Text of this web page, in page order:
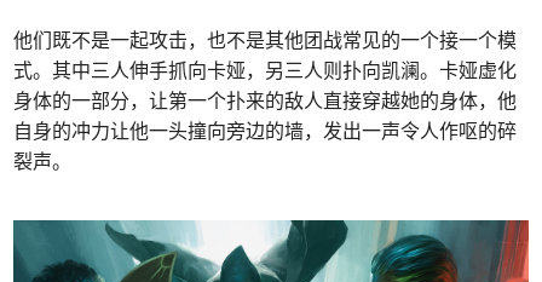
他们既不是一起攻击，也不是其他团战常见的一个接一个模
式。其中三人伸手抓向卡娅，另三人则扑向凯澜。卡娅虚化
身体的一部分，让第一个扑来的敌人直接穿越她的身体，他
自身的冲力让他一头撞向旁边的墙，发出一声令人作呕的碎
裂声。